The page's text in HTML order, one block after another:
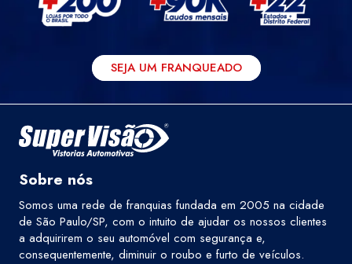
SEJA UM FRANQUEADO
Sobre nós
Somos uma rede de franquias fundada em 2005 na cidade
de São Paulo/SP, com o intuito de ajudar os nossos clientes
a adquirirem o seu automóvel com segurança e,
consequentemente, diminuir o roubo e furto de veículos.